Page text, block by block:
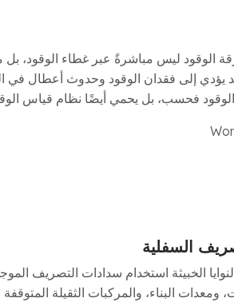
الوقود ليس مباشرةً عبر غطاء الوقود،
فحسب، بل يحمي أيضًا نظام قياس
السفلية
الخبيثة استخدام سدادات التصريف